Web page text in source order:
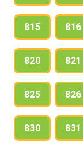
815 816
820 821
825 826
830 831